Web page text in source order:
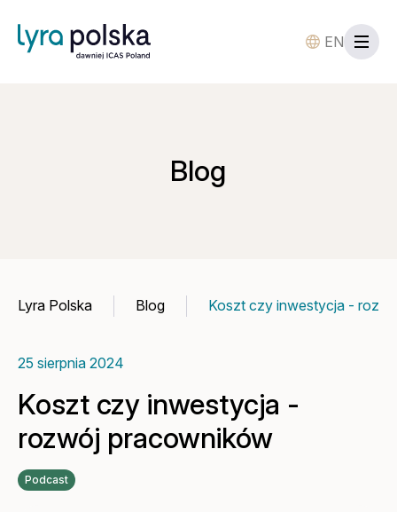
EN
Blog
Lyra Polska Blog Koszt czy inwestycja -
25 sierpnia 2024
Koszt czy inwestycja -
rozwój pracowników
Podcast